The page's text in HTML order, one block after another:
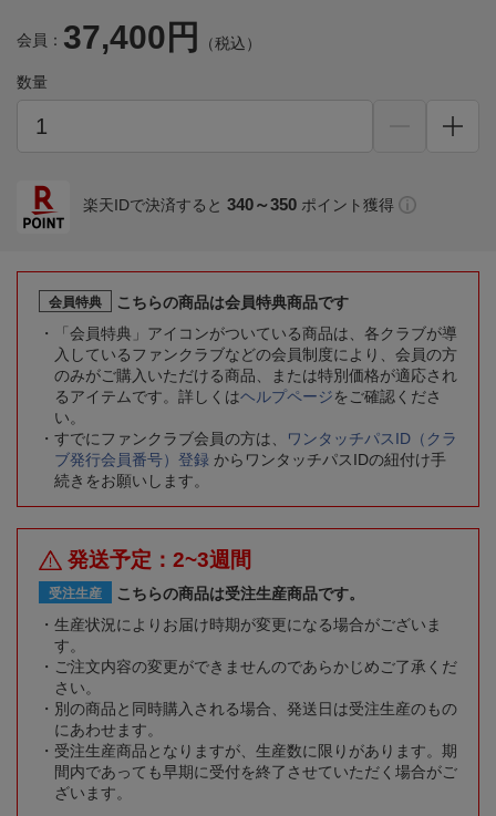
会員： 37,400円 （税込）
数量
楽天IDで決済すると 340～350 ポイント獲得
会員特典
こちらの商品は会員特典商品です
「会員特典」アイコンがついている商品は、各クラブが導
入しているファンクラブなどの会員制度により、会員の方
のみがご購入いただける商品、または特別価格が適応され
るアイテムです。詳しくはヘルプページをご確認くださ
い。
すでにファンクラブ会員の方は、
ワンタッチパスID（クラ
ブ発行会員番号）登録 からワンタッチパスIDの紐付け手
続きをお願いします。
発送予定：2~3週間
受注生産
こちらの商品は受注生産商品です。
生産状況によりお届け時期が変更になる場合がございま
す。
ご注文内容の変更ができませんのであらかじめご了承くだ
さい。
別の商品と同時購入される場合、発送日は受注生産のもの
にあわせます。
受注生産商品となりますが、生産数に限りがあります。期
間内であっても早期に受付を終了させていただく場合がご
ざいます。